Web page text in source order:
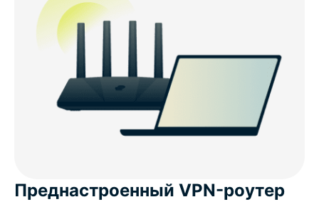
Преднастроенный VPN-роутер